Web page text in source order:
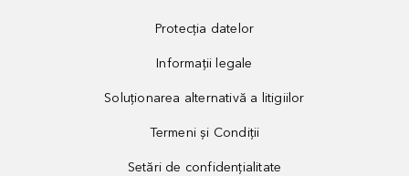
Protecția datelor
Informații legale
Soluționarea alternativă a litigiilor
Termeni și Condiții
Setări de confidențialitate